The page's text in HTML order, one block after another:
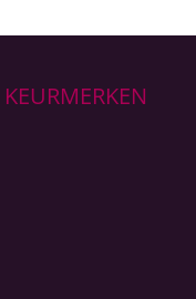
KEURMERKEN